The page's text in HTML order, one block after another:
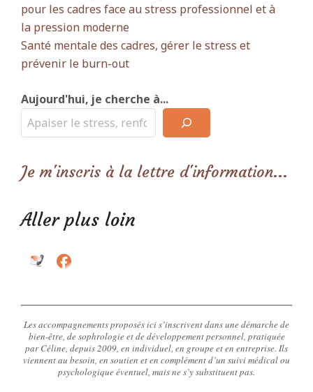
pour les cadres face au stress professionnel et à
la pression moderne
Santé mentale des cadres, gérer le stress et
prévenir le burn-out
Aujourd'hui, je cherche à...
Je m'inscris à la lettre d'information...
Aller plus loin
Les accompagnements proposés ici s’inscrivent dans une démarche de
bien-être, de sophrologie et de développement personnel, pratiquée
par Céline, depuis 2009, en individuel, en groupe et en entreprise. Ils
viennent au besoin, en soutien et en complément d’un suivi médical ou
psychologique éventuel, mais ne s’y substituent pas.